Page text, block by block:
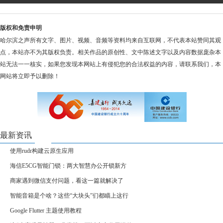
版权和免责申明
哈尔滨之声所有文字、图片、视频、音频等资料均来自互联网，不代表本站赞同其观
点，本站亦不为其版权负责。相关作品的原创性、文中陈述文字以及内容数据庞杂本
站无法一一核实，如果您发现本网站上有侵犯您的合法权益的内容，请联系我们，本
网站将立即予以删除！
最新资讯
使用rudr构建云原生应用
海信E5CG智能门锁：两大智慧办公开锁新方
商家遇到微信支付问题，看这一篇就解决了
智能音箱是个啥？这些“大块头”们都瞄上这行
Google Flutter 主题使用教程